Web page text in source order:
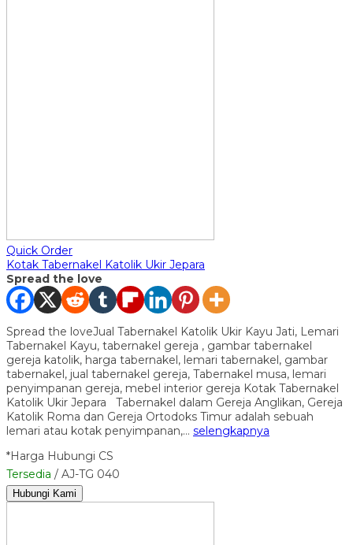
Quick Order
Kotak Tabernakel Katolik Ukir Jepara
Spread the love
Spread the loveJual Tabernakel Katolik Ukir Kayu Jati, Lemari
Tabernakel Kayu, tabernakel gereja , gambar tabernakel
gereja katolik, harga tabernakel, lemari tabernakel, gambar
tabernakel, jual tabernakel gereja, Tabernakel musa, lemari
penyimpanan gereja, mebel interior gereja Kotak Tabernakel
Katolik Ukir Jepara Tabernakel dalam Gereja Anglikan, Gereja
Katolik Roma dan Gereja Ortodoks Timur adalah sebuah
lemari atau kotak penyimpanan,… selengkapnya
*Harga Hubungi CS
Tersedia / AJ-TG 040
Hubungi Kami